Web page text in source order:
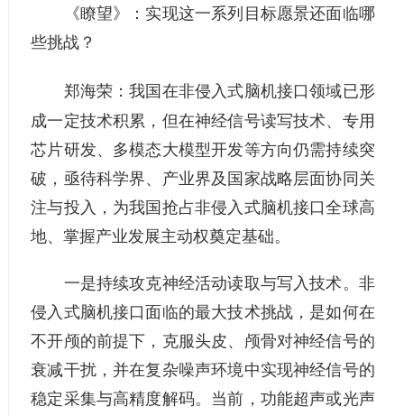
《瞭望》： 实现这一系列目标愿景还面临哪
些挑战？
郑海荣：我国在非侵入式脑机接口领域已形
成一定技术积累，但在神经信号读写技术、专用
芯片研发、多模态大模型开发等方向仍需持续突
破，亟待科学界、产业界及国家战略层面协同关
注与投入，为我国抢占非侵入式脑机接口全球高
地、掌握产业发展主动权奠定基础。
一是持续攻克神经活动读取与写入技术。非
侵入式脑机接口面临的最大技术挑战，是如何在
不开颅的前提下，克服头皮、颅骨对神经信号的
衰减干扰，并在复杂噪声环境中实现神经信号的
稳定采集与高精度解码。当前，功能超声或光声